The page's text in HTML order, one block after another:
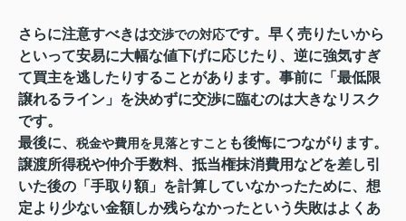
さらに注意すべきは交渉での対応です。早く売りたいから
といって安易に大幅な値下げに応じたり、逆に強気すぎ
て買主を逃したりすることがあります。事前に「最低限
譲れるライン」を決めずに交渉に臨むのは大きなリスク
です。
最後に、 税金や費用を見落とすこと も後悔につながります。
譲渡所得税や仲介手数料、抵当権抹消費用などを差し引
いた後の「手取り額」を計算していなかったために、想
定より少ない金額しか残らなかったという失敗はよくあ